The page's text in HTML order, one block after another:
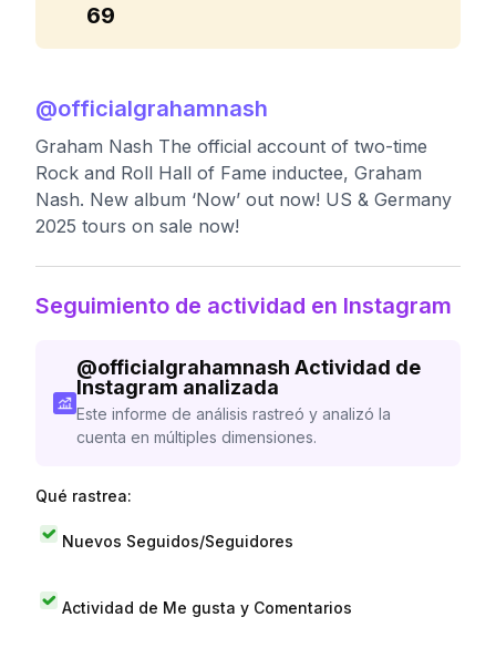
69
@officialgrahamnash
Graham Nash The official account of two-time
Rock and Roll Hall of Fame inductee, Graham
Nash. New album ‘Now’ out now! US & Germany
2025 tours on sale now!
Seguimiento de actividad en Instagram
@officialgrahamnash Actividad de
Instagram analizada
Este informe de análisis rastreó y analizó la
cuenta en múltiples dimensiones.
Qué rastrea:
Nuevos Seguidos/Seguidores
Actividad de Me gusta y Comentarios